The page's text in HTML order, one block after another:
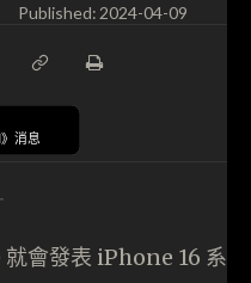
Published: 2024-04-09
消息
會發表 iPhone 16 系